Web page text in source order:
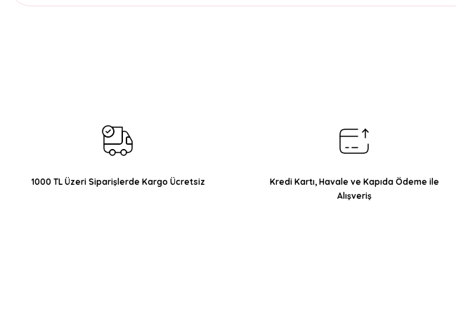
Ürün fiyatı diğer sitelerden daha pahalı.
Bu ürüne benzer farklı alternatifler olmalı.
1000 TL Üzeri Siparişlerde Kargo Ücretsiz
Kredi Kartı, Havale ve Kapıda Ödeme ile
Alışveriş